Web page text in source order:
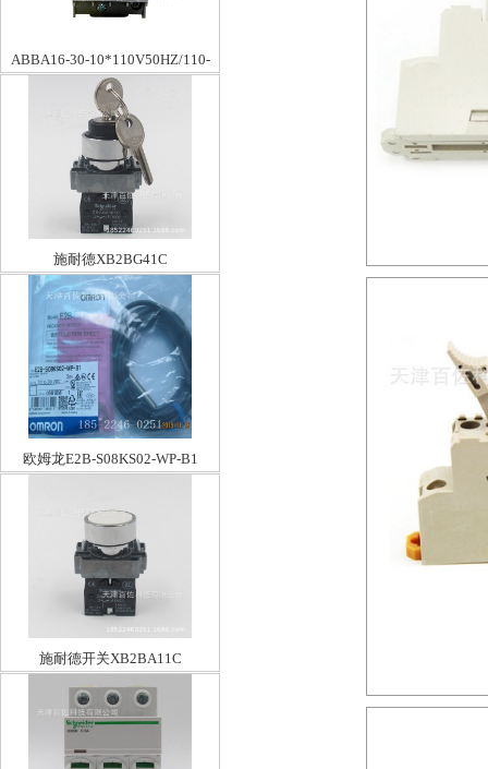
ABBA16-30-10*110V50HZ/110-
120V60HZ
施耐德XB2BG41C
欧姆龙E2B-S08KS02-WP-B1
施耐德开关XB2BA11C